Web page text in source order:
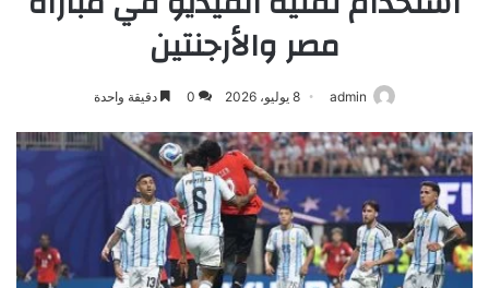
مصر والأرجنتين
admin 8 يوليو، 2026 0 دقيقة واحدة